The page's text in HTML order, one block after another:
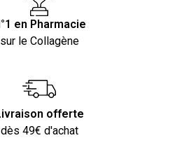
en Pharmacie
sur le Collagène
offerte
dès 49€ d'achat